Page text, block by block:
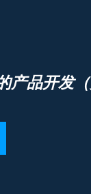
产品开发（